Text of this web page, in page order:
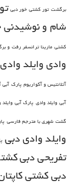
برگشت تور کشتی خور دبی
شام و
کشتی مارینا ترانسفر رفت و
وادیوایلد وادی
آتلانتیس و آکواریوم پارک آبی
آبی وایلد وادی پارک آبی وایلد
گشت شهری با مترجم فارسی
وایلد وادی دبی
تفریحی دبی
دبیکشتی